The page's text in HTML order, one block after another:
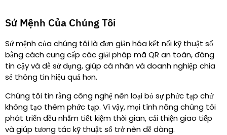
Sứ Mệnh Của Chúng Tôi
Sứ mệnh của chúng tôi là đơn giản hóa kết nối kỹ thuật số
bằng cách cung cấp các giải pháp mã QR an toàn, đáng
tin cậy và dễ sử dụng, giúp cá nhân và doanh nghiệp chia
sẻ thông tin hiệu quả hơn.
Chúng tôi tin rằng công nghệ nên loại bỏ sự phức tạp chứ
không tạo thêm phức tạp. Vì vậy, mọi tính năng chúng tôi
phát triển đều nhằm tiết kiệm thời gian, cải thiện giao tiếp
và giúp tương tác kỹ thuật số trở nên dễ dàng.